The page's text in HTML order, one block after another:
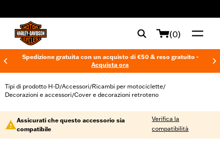
(0)
Spedizione gratuita con un acquisto di €50 & reso gratuito -
Acquista ora
Tipi di prodotto H-D/Accessori/Ricambi per motociclette/
Decorazioni e accessori/Cover e decorazioni retroteno
Assicurati che questo accessorio sia
compatibile
Verifica la
compatibilità